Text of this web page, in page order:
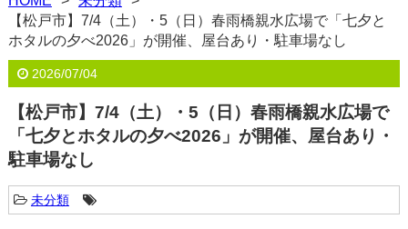
【松戸市】7/4（土）・5（日）春雨橋親水広場で「七夕と
ホタルの夕べ2026」が開催、屋台あり・駐車場なし
2026/07/04
【松戸市】7/4（土）・5（日）春雨橋親水広場で
「七夕とホタルの夕べ2026」が開催、屋台あり・
駐車場なし
未分類